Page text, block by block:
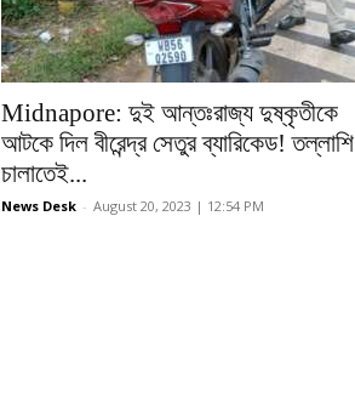
Midnapore: দুই আন্তঃরাজ্য দুষ্কৃতীকে
আটকে দিল বীরেন্দ্র সেতুর ব্যারিকেড! তল্লাশি
চালাতেই...
News Desk - August 20, 2023 | 12:54 PM